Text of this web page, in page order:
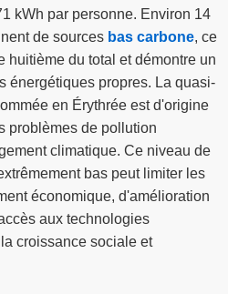
kWh par personne. Environ 14
de sources bas carbone, ce
huitième du total et démontre un
énergétiques propres. La quasi-
en Érythrée est d'origine
problèmes de pollution
climatique. Ce niveau de
bas peut limiter les
économique, d'amélioration
aux technologies
croissance sociale et